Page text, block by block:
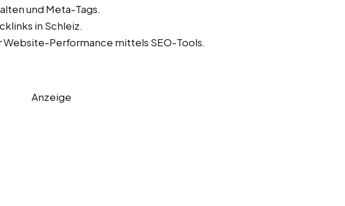
und Meta-Tags.
in Schleiz.
Website-Performance mittels SEO-Tools.
Anzeige